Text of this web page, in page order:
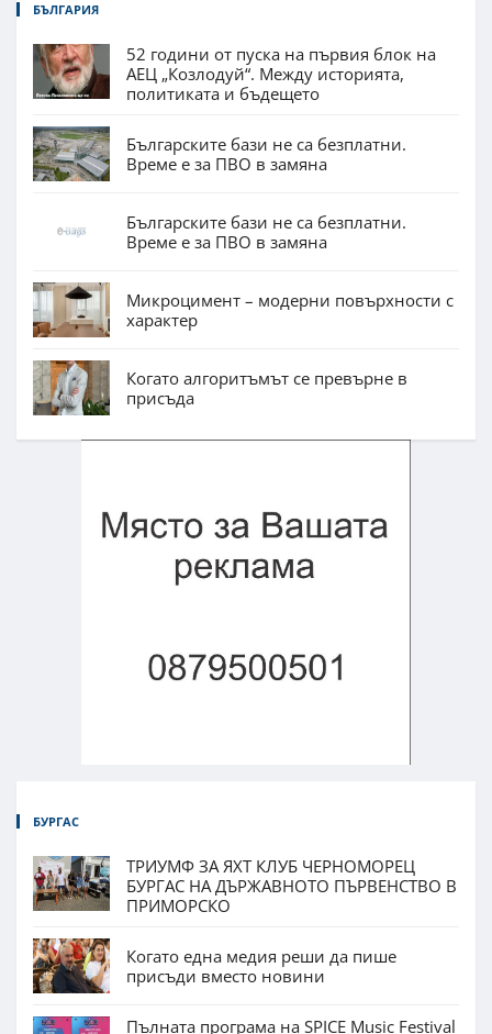
БЪЛГАРИЯ
52 години от пуска на първия блок на
АЕЦ „Козлодуй“. Между историята,
политиката и бъдещето
Българските бази не са безплатни.
Време е за ПВО в замяна
Българските бази не са безплатни.
Време е за ПВО в замяна
Микроцимент – модерни повърхности с
характер
Когато алгоритъмът се превърне в
присъда
БУРГАС
ТРИУМФ ЗА ЯХТ КЛУБ ЧЕРНОМОРЕЦ
БУРГАС НА ДЪРЖАВНОТО ПЪРВЕНСТВО В
ПРИМОРСКО
Когато една медия реши да пише
присъди вместо новини
Пълната програма на SPICE Music Festival